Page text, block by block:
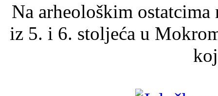
Na arheološkim
iz 5. i 6. stoljeća u